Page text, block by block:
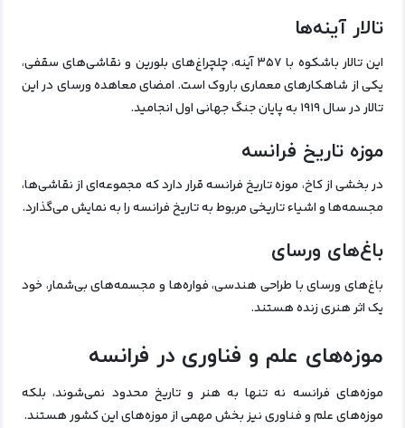
تالار آینه‌ها
این تالار باشکوه با ۳۵۷ آینه، چلچراغ‌های بلورین و نقاشی‌های سقفی،
یکی از شاهکارهای معماری باروک است. امضای معاهده ورسای در این
تالار در سال ۱۹۱۹ به پایان جنگ جهانی اول انجامید.
موزه تاریخ فرانسه
در بخشی از کاخ، موزه تاریخ فرانسه قرار دارد که مجموعه‌ای از نقاشی‌ها،
مجسمه‌ها و اشیاء تاریخی مربوط به تاریخ فرانسه را به نمایش می‌گذارد.
باغ‌های ورسای
باغ‌های ورسای با طراحی هندسی، فواره‌ها و مجسمه‌های بی‌شمار، خود
یک اثر هنری زنده هستند.
موزه‌های علم و فناوری در فرانسه
موزه‌های فرانسه نه تنها به هنر و تاریخ محدود نمی‌شوند، بلکه
موزه‌های علم و فناوری نیز بخش مهمی از موزه‌های این کشور هستند.